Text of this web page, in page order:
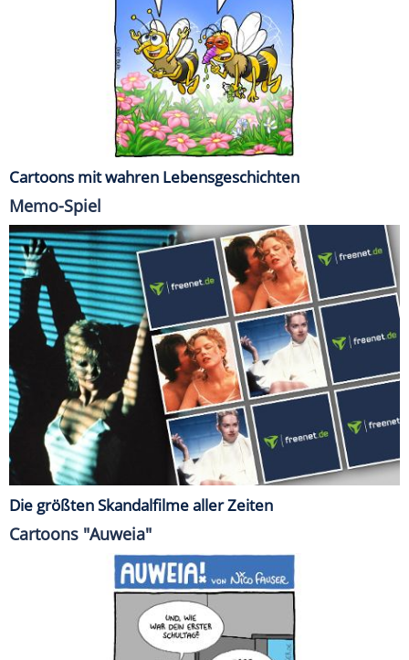
Cartoons mit wahren Lebensgeschichten
Memo-Spiel
Die größten Skandalfilme aller Zeiten
Cartoons "Auweia"